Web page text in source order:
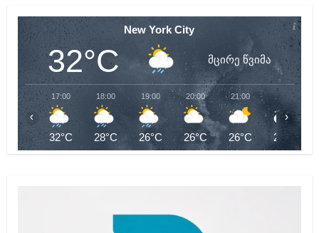
New York City
32°C მცირე წვიმა
17:00
32°C
18:00
28°C
19:00
26°C
20:00
26°C
21:00
26°C
22:00
26°C
‹ ›